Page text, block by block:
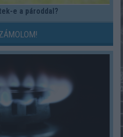
e a pároddal?